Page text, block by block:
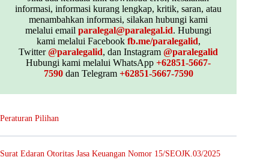
informasi, informasi kurang lengkap, kritik, saran, atau
menambahkan informasi, silakan hubungi kami
melalui emailparalegal@paralegal.id. Hubungi
kami melalui Facebook fb.me/paralegalid,
Twitter@paralegalid, dan Instagram@paralegalid
Hubungi kami melalui WhatsApp+62851-5667-
7590dan Telegram +62851-5667-7590
Peraturan Pilihan
Surat Edaran Otoritas Jasa Keuangan Nomor 15/SEOJK.03/2025